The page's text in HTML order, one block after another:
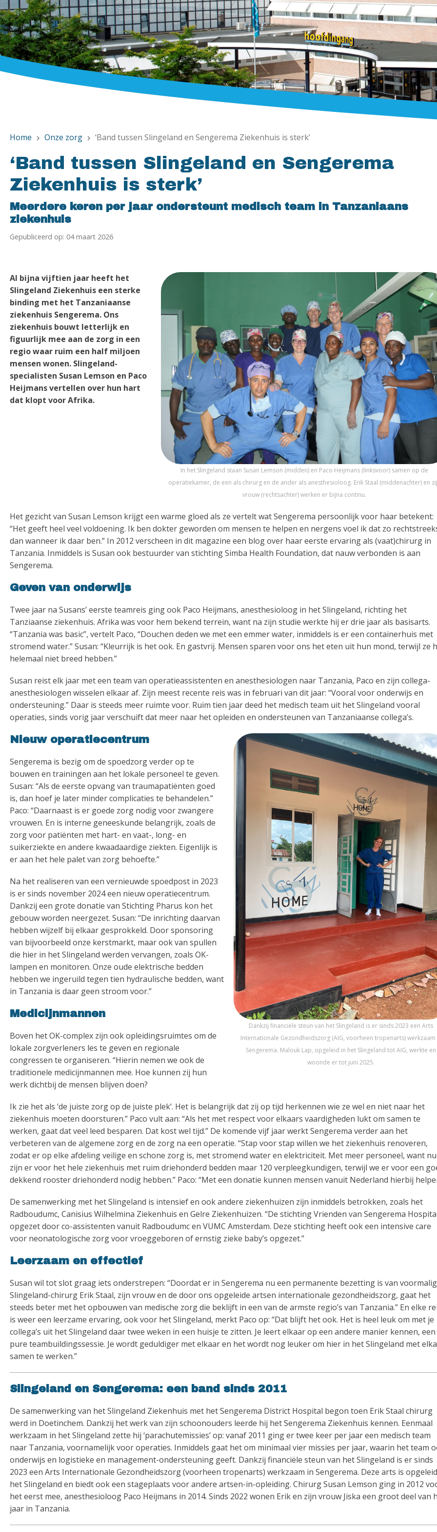
Home chevron_right Onze zorg chevron_right ‘Band tussen Slingeland en Sengerema Ziekenhuis is sterk’
‘Band tussen Slingeland en Sengerema
Ziekenhuis is sterk’
Meerdere keren per jaar ondersteunt medisch team in Tanzaniaans
ziekenhuis
Gepubliceerd op: 04 maart 2026
Al bijna vijftien jaar heeft het
Slingeland Ziekenhuis een sterke
binding met het Tanzaniaanse
ziekenhuis Sengerema. Ons
ziekenhuis bouwt letterlijk en
figuurlijk mee aan de zorg in een
regio waar ruim een half miljoen
mensen wonen. Slingeland-
specialisten Susan Lemson en Paco
Heijmans vertellen over hun hart
dat klopt voor Afrika.
In het Slingeland staan Susan Lemson (midden) en Paco Heijmans (linksvoor) samen op de
operatiekamer, de een als chirurg en de ander als anesthesioloog. Erik Staal (middenachter) en
vrouw (rechtsachter) werken er bijna continu.
Het gezicht van Susan Lemson krijgt een warme gloed als ze vertelt wat Sengerema persoonlijk voor haar betekent:
“Het geeft heel veel voldoening. Ik ben dokter geworden om mensen te helpen en nergens voel ik dat zo
dan wanneer ik daar ben.” In 2012 verscheen in dit magazine een blog over haar eerste ervaring als (vaat)chirurg in
Tanzania. Inmiddels is Susan ook bestuurder van stichting Simba Health Foundation, dat nauw verbonden is aan
Sengerema.
Geven van onderwijs
Twee jaar na Susans’ eerste teamreis ging ook Paco Heijmans, anesthesioloog in het Slingeland, richting het
Tanziaanse ziekenhuis. Afrika was voor hem bekend terrein, want na zijn studie werkte hij er drie jaar als basisarts.
“Tanzania was basic”, vertelt Paco, “Douchen deden we met een emmer water, inmiddels is er een containerhuis met
stromend water.” Susan: “Kleurrijk is het ook. En gastvrij. Mensen sparen voor ons het eten uit hun mond, terwijl ze
helemaal niet breed hebben.”
Susan reist elk jaar met een team van operatieassistenten en anesthesiologen naar Tanzania, Paco en zijn collega-
anesthesiologen wisselen elkaar af. Zijn meest recente reis was in februari van dit jaar: “Vooral voor onderwijs en
ondersteuning.” Daar is steeds meer ruimte voor. Ruim tien jaar deed het medisch team uit het Slingeland vooral
operaties, sinds vorig jaar verschuift dat meer naar het opleiden en ondersteunen van Tanzaniaanse collega’s.
Nieuw operatiecentrum
Sengerema is bezig om de spoedzorg verder op te
bouwen en trainingen aan het lokale personeel te geven.
Susan: “Als de eerste opvang van traumapatiënten goed
is, dan hoef je later minder complicaties te behandelen.”
Paco: “Daarnaast is er goede zorg nodig voor zwangere
vrouwen. En is interne geneeskunde belangrijk, zoals de
zorg voor patiënten met hart- en vaat-, long- en
suikerziekte en andere kwaadaardige ziekten. Eigenlijk is
er aan het hele palet van zorg behoefte.”
Na het realiseren van een vernieuwde spoedpost in 2023
is er sinds november 2024 een nieuw operatiecentrum.
Dankzij een grote donatie van Stichting Pharus kon het
gebouw worden neergezet. Susan: “De inrichting daarvan
hebben wijzelf bij elkaar gesprokkeld. Door sponsoring
van bijvoorbeeld onze kerstmarkt, maar ook van spullen
die hier in het Slingeland werden vervangen, zoals OK-
lampen en monitoren. Onze oude elektrische bedden
hebben we ingeruild tegen tien hydraulische bedden, want
in Tanzania is daar geen stroom voor.”
Medicijnmannen
Boven het OK-complex zijn ook opleidingsruimtes om de
lokale zorgverleners les te geven en regionale
congressen te organiseren. “Hierin nemen we ook de
traditionele medicijnmannen mee. Hoe kunnen zij hun
werk dichtbij de mensen blijven doen?
Dankzij financiële steun van het Slingeland is er sinds 2023 een Arts
Internationale Gezondheidszorg (AIG, voorheen tropenarts) werkzaam
Sengerema. Malouk Lap, opgeleid in het Slingeland tot AIG, werkte en
woonde er tot juni 2025.
Ik zie het als ‘de juiste zorg op de juiste plek’. Het is belangrijk dat zij op tijd herkennen wie ze wel en niet naar het
ziekenhuis moeten doorsturen.” Paco vult aan: “Als het met respect voor elkaars vaardigheden lukt om samen te
werken, gaat dat veel leed besparen. Dat kost wel tijd.” De komende vijf jaar werkt Sengerema verder aan het
verbeteren van de algemene zorg en de zorg na een operatie. “Stap voor stap willen we het ziekenhuis renoveren,
zodat er op elke afdeling veilige en schone zorg is, met stromend water en elektriciteit. Met meer personeel, want nu
zijn er voor het hele ziekenhuis met ruim driehonderd bedden maar 120 verpleegkundigen, terwijl we er voor een
dekkend rooster driehonderd nodig hebben.” Paco: “Met een donatie kunnen mensen vanuit Nederland hierbij
De samenwerking met het Slingeland is intensief en ook andere ziekenhuizen zijn inmiddels betrokken, zoals het
Radboudumc, Canisius Wilhelmina Ziekenhuis en Gelre Ziekenhuizen. “De stichting Vrienden van Sengerema
opgezet door co-assistenten vanuit Radboudumc en VUMC Amsterdam. Deze stichting heeft ook een intensive care
voor neonatologische zorg voor vroeggeboren of ernstig zieke baby’s opgezet.”
Leerzaam en effectief
Susan wil tot slot graag iets onderstrepen: “Doordat er in Sengerema nu een permanente bezetting is van voormalig
Slingeland-chirurg Erik Staal, zijn vrouw en de door ons opgeleide artsen internationale gezondheidszorg, gaat het
steeds beter met het opbouwen van medische zorg die beklijft in een van de armste regio’s van Tanzania.” En elke
is weer een leerzame ervaring, ook voor het Slingeland, merkt Paco op: “Dat blijft het ook. Het is heel leuk om met je
collega’s uit het Slingeland daar twee weken in een huisje te zitten. Je leert elkaar op een andere manier kennen, een
pure teambuildingssessie. Je wordt geduldiger met elkaar en het wordt nog leuker om hier in het Slingeland met
samen te werken.”
Slingeland en Sengerema: een band sinds 2011
De samenwerking van het Slingeland Ziekenhuis met het Sengerema District Hospital begon toen Erik Staal chirurg
werd in Doetinchem. Dankzij het werk van zijn schoonouders leerde hij het Sengerema Ziekenhuis kennen. Eenmaal
werkzaam in het Slingeland zette hij ‘parachutemissies’ op: vanaf 2011 ging er twee keer per jaar een medisch team
naar Tanzania, voornamelijk voor operaties. Inmiddels gaat het om minimaal vier missies per jaar, waarin het team
onderwijs en logistieke en management-ondersteuning geeft. Dankzij financiële steun van het Slingeland is er sinds
2023 een Arts Internationale Gezondheidszorg (voorheen tropenarts) werkzaam in Sengerema. Deze arts is
het Slingeland en biedt ook een stageplaats voor andere artsen-in-opleiding. Chirurg Susan Lemson ging in 2012
het eerst mee, anesthesioloog Paco Heijmans in 2014. Sinds 2022 wonen Erik en zijn vrouw Jiska een groot deel van
jaar in Tanzania.